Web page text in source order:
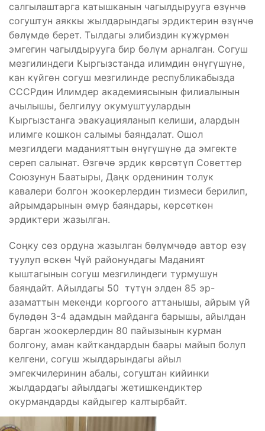
салгылаштарга катышканын чагылдырууга өзүнчө
согуштун аяккы жылдарындагы эрдиктерин өзүнчө
бɵлүмдɵ берет. Тылдагы элибиздин күжүрмөн
эмгегин чагылдырууга бир бөлүм арналган. Согуш
мезгилиндеги Кыргызстанда илимдин өнүгүшүнө,
кан күйгөн согуш мезгилинде республикабызда
СССРдин Илимдер академиясынын филиалынын
ачылышы, белгилуу окумуштуулардын
Кыргызстанга эвакуацияланып келиши, алардын
илимге кошкон салымы баяндалат. Ошол
мезгилдеги маданияттын өнүгүшүнө да эмгекте
сереп салынат. Ɵзгөчө эрдик көрсөтүп Советтер
Союзунун Баатыры, Даңк орденинин толук
кавалери болгон жоокерлердин тизмеси берилип,
айрымдарынын өмүр баяндары, көрсөткөн
эрдиктери жазылган.
Соңку сөз ордуна жазылган бөлүмчөдө автор өзү
туулуп ɵскɵн Чүй районундагы Маданият
кыштагынын согуш мезгилиндеги турмушун
баяндайт. Айылдагы 50 түтүн элден 85 эр-
азаматтын мекенди коргоого аттанышы, айрым үй
бүлөдөн 3-4 адамдын майданга барышы, айылдан
барган жоокерлердин 80 пайызынын курман
болгону, аман кайткандардын баары майып болуп
келгени, согуш жылдарындагы айыл
эмгекчилеринин абалы, согуштан кийинки
жылдардагы айылдагы жетишкендиктер
окурмандарды кайдыгер калтырбайт.